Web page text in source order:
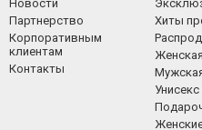
Новости
Партнерство
Корпоративным
клиентам
Контакты
Хиты